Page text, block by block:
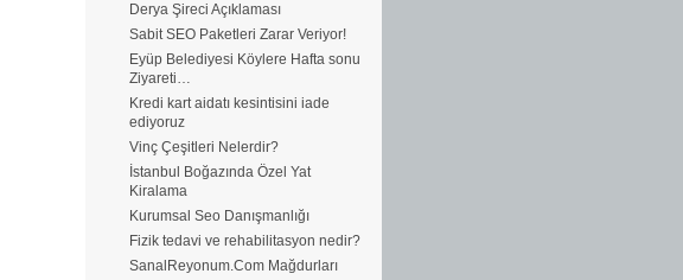
Derya Şireci Açıklaması
Sabit SEO Paketleri Zarar Veriyor!
Eyüp Belediyesi Köylere Hafta sonu
Ziyareti…
Kredi kart aidatı kesintisini iade
ediyoruz
Vinç Çeşitleri Nelerdir?
İstanbul Boğazında Özel Yat
Kiralama
Kurumsal Seo Danışmanlığı
Fizik tedavi ve rehabilitasyon nedir?
SanalReyonum.Com Mağdurları